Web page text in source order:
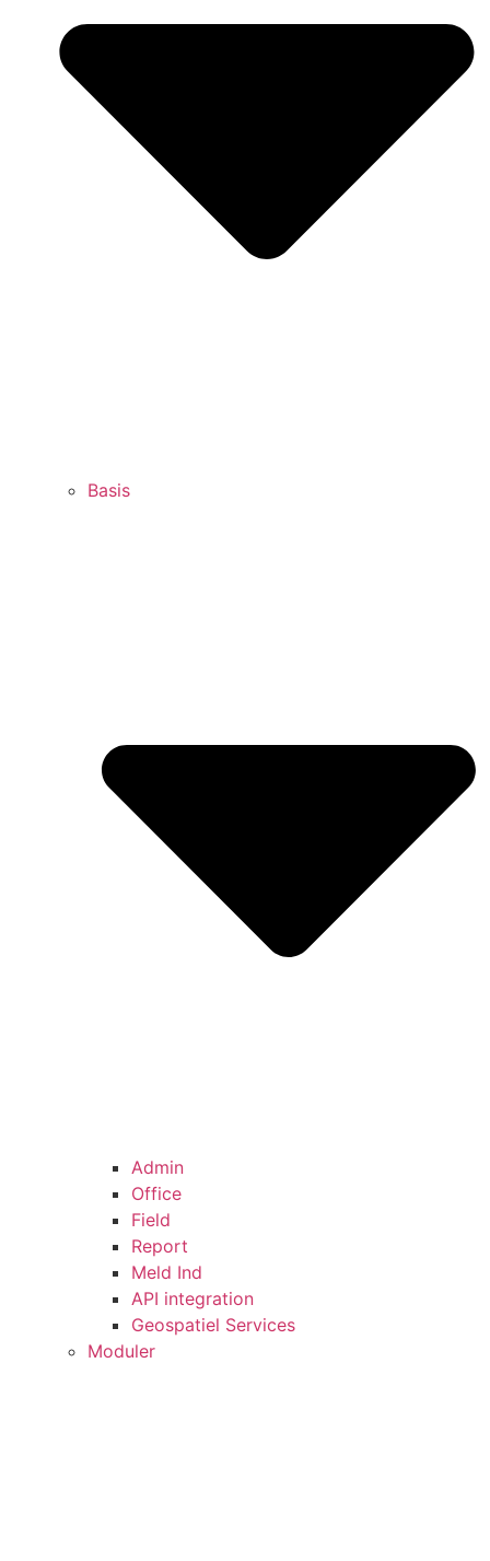
Basis
Admin
Office
Field
Report
Meld Ind
API integration
Geospatiel Services
Moduler